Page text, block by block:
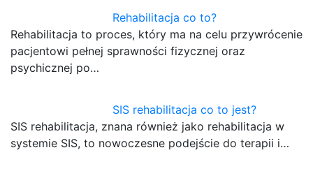
Rehabilitacja co to?
Rehabilitacja to proces, który ma na celu przywrócenie
pacjentowi pełnej sprawności fizycznej oraz
psychicznej po…
SIS rehabilitacja co to jest?
SIS rehabilitacja, znana również jako rehabilitacja w
systemie SIS, to nowoczesne podejście do terapii i…